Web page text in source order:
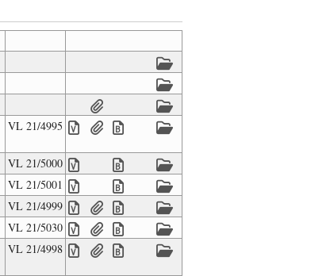
VL 21/4995
VL 21/5000
VL 21/5001
VL 21/4999
VL 21/5030
VL 21/4998